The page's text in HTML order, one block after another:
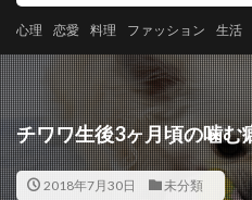
心理 恋愛 料理 ファッション 生活
チワワ生後3ヶ月頃の噛む
2018年7月30日 未分類